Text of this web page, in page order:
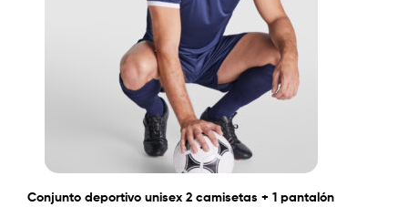
Conjunto deportivo unisex 2 camisetas + 1 pantalón